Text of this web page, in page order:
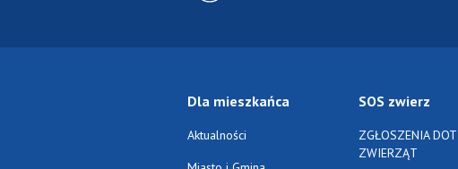
Dla mieszkańca
Aktualności
SOS zwierz
ZGŁOSZENIA
ZWIERZĄT